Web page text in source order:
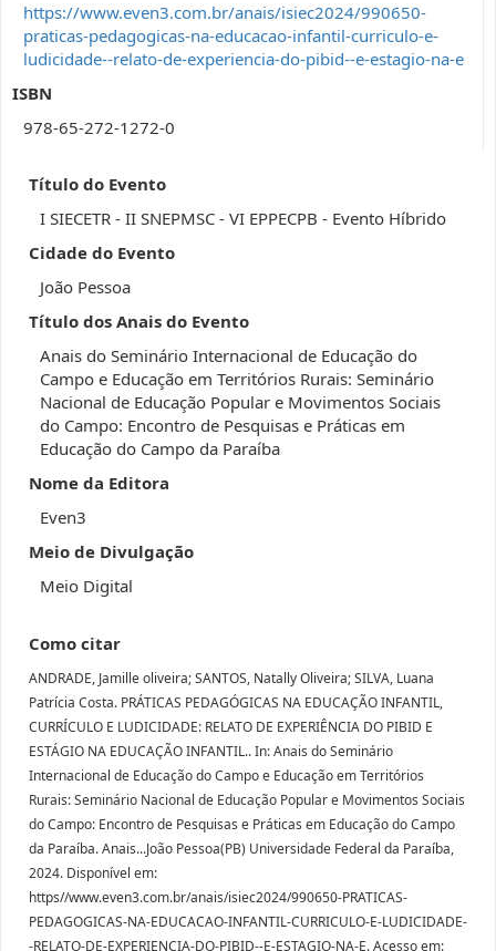
https://www.even3.com.br/anais/isiec2024/990650-
praticas-pedagogicas-na-educacao-infantil-curriculo-e-
ludicidade--relato-de-experiencia-do-pibid--e-estagio-na-e
ISBN
978-65-272-1272-0
Título do Evento
I SIECETR - II SNEPMSC - VI EPPECPB - Evento Híbrido
Cidade do Evento
João Pessoa
Título dos Anais do Evento
Anais do Seminário Internacional de Educação do
Campo e Educação em Territórios Rurais: Seminário
Nacional de Educação Popular e Movimentos Sociais
do Campo: Encontro de Pesquisas e Práticas em
Educação do Campo da Paraíba
Nome da Editora
Even3
Meio de Divulgação
Meio Digital
Como citar
ANDRADE, Jamille oliveira; SANTOS, Natally Oliveira; SILVA, Luana
Patrícia Costa. PRÁTICAS PEDAGÓGICAS NA EDUCAÇÃO INFANTIL,
CURRÍCULO E LUDICIDADE: RELATO DE EXPERIÊNCIA DO PIBID E
ESTÁGIO NA EDUCAÇÃO INFANTIL.. In: Anais do Seminário
Internacional de Educação do Campo e Educação em Territórios
Rurais: Seminário Nacional de Educação Popular e Movimentos Sociais
do Campo: Encontro de Pesquisas e Práticas em Educação do Campo
da Paraíba. Anais...João Pessoa(PB) Universidade Federal da Paraíba,
2024. Disponível em:
https//www.even3.com.br/anais/isiec2024/990650-PRATICAS-
PEDAGOGICAS-NA-EDUCACAO-INFANTIL-CURRICULO-E-LUDICIDADE-
-RELATO-DE-EXPERIENCIA-DO-PIBID--E-ESTAGIO-NA-E. Acesso em: